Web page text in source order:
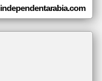
independentarabia.com